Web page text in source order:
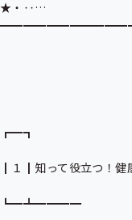
★・‥…
┏━┓
┃１┃知って役立つ！健
┗━┻━━━━